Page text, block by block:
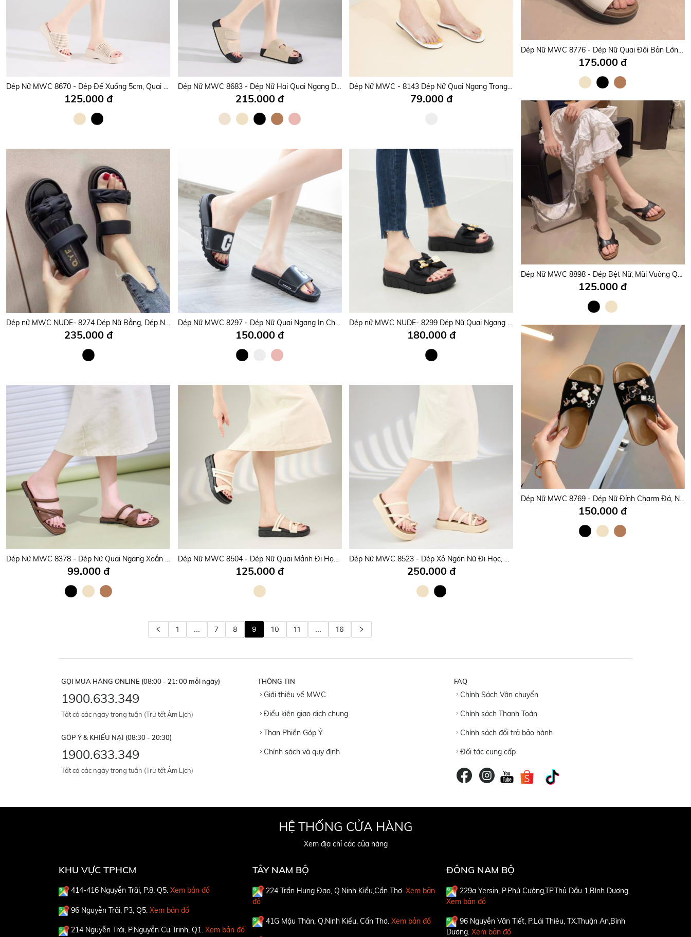
Dép Nữ MWC 8670 - Dép Đế Xuồng 5cm, Quai Bản To Đan Lưới Thời Trang, Êm Nhẹ, Tôn Dáng.
125.000 đ
Dép Nữ MWC 8683 - Dép Nữ Hai Quai Ngang Dán Cài Nhẹ Êm, Nữ Tính, Chuẩn Form, Phối Gì Cũng Đẹp.
215.000 đ
Dép Nữ MWC - 8143 Dép Nữ Quai Ngang Trong Suốt Hot Trend
79.000 đ
Dép nữ MWC NUDE- 8274 Dép Nữ Bằng, Dép Nữ 2 Quai Ngang Hot Trend
235.000 đ
Dép Nữ MWC 8297 - Dép Nữ Quai Ngang In Chữ Nổi Phối Màu Siêu Cute Êm Chân, Năng Động, Trẻ Trung, Thời Trang.
150.000 đ
Dép nữ MWC NUDE- 8299 Dép Nữ Quai Ngang Dập Vân Nổi Phối Nơ Đính Khóa Thời Trang, Hot Trend
180.000 đ
Dép Nữ MWC 8378 - Dép Nữ Quai Ngang Xoắn Kiểu Cách Điệu, Dép Đế Bệt Năng Động, Thời Trang.
99.000 đ
Dép Nữ MWC 8504 - Dép Nữ Quai Mảnh Đi Học, Đi Làm, Đi Chơi Siêu Bền Đẹp, Dép Nữ Đế Bằng Thanh Lịch, Thời Trang.
125.000 đ
Dép Nữ MWC 8523 - Dép Xỏ Ngón Nữ Đi Học, Đi Làm, Đi Chơi Siêu Bền Đẹp, Dép Đế Cao Quai Mảnh Ngang Chéo Thanh Lịch, Thời Trang.
250.000 đ
1 ... 7 8 9 10 11 ... 16
175.000 đ
125.000 đ
150.000 đ
285.000 đ
235.000 đ
Dép Nữ MWC 8776 - Dép Nữ Quai Đôi Bản Lớn Khóa Cài Sang Trọng, Đế Êm Chống Trượt, Phong Cách Hàn Quốc.
175.000 đ
Dép Nữ MWC 8898 - Dép Bệt Nữ, Mũi Vuông Quai Bản To Cách Điệu Mềm Mại, Êm Ái, Nữ Tính, Thời Trang.
125.000 đ
Dép Nữ MWC 8769 - Dép Nữ Đính Charm Đá, Ngọc Trai, Ánh Bạc Siêu Xinh, Êm Chân, Thời Trang, Dễ Phối Đồ.
150.000 đ
GỌI MUA HÀNG ONLINE (08:00 - 21: 00 mỗi ngày)
1900.633.349
Tất cả các ngày trong tuần (Trừ tết Âm Lịch)
GÓP Ý & KHIẾU NẠI (08:30 - 20:30)
1900.633.349
Tất cả các ngày trong tuần (Trừ tết Âm Lịch)
THÔNG TIN
Giới thiệu về MWC
Điều kiện giao dịch chung
Than Phiền Góp Ý
Chính sách và quy định
FAQ
Chính Sách Vận chuyển
Chính sách Thanh Toán
Chính sách đổi trả bảo hành
Đối tác cung cấp
HỆ THỐNG CỬA HÀNG
Xem địa chỉ các cửa hàng
KHU VỰC TPHCM
414-416 Nguyễn Trãi, P.8, Q5. Xem bản đồ
96 Nguyễn Trãi, P3, Q5. Xem bản đồ
214 Nguyễn Trãi, P.Nguyễn Cư Trinh, Q1. Xem bản đồ
TÂY NAM BỘ
224 Trần Hưng Đạo, Q.Ninh Kiều,Cần Thơ. Xem bản
đồ
41G Mậu Thân, Q.Ninh Kiều, Cần Thơ. Xem bản đồ
ĐÔNG NAM BỘ
229a Yersin, P.Phú Cường,TP.Thủ Dầu 1,Bình Dương.
Xem bản đồ
96 Nguyễn Văn Tiết, P.Lái Thiêu, TX.Thuận An,Bình
Dương. Xem bản đồ